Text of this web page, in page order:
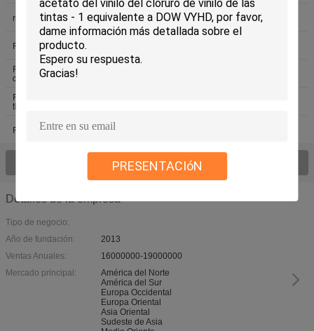
PRESENTACIóN
resina del copolímero del vinilo resina del cloruro de vinilo
Resina de vinilo de VMCH
Resina del copolímero del acetato
del vinilo
Resina de la poliamida para las
tintas de impresión
Resina de acrílico termoplástica
Vea todo el > de los productos;
Detalles de la empresa
Tipo de negocio:
Año de fundación:
2013
Ventas Anuales:
16000000-19000000
Mercado principal:
América del Norte
América del Sur
Europa Occidental
Europa Oriental
Asia Oriental
Sudeste de Asia